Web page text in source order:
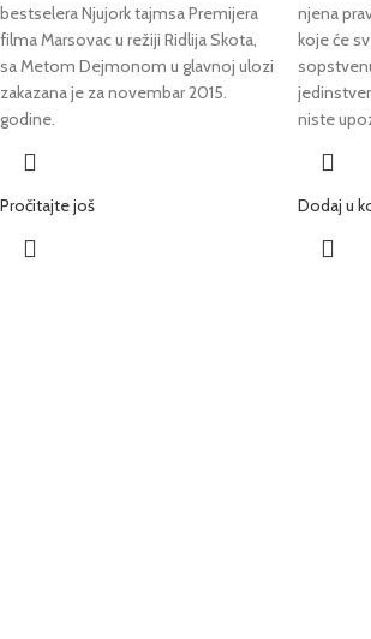
bestselera Njujork tajmsa Premijera
filma Marsovac u režiji Ridlija Skota,
sa Metom Dejmonom u glavnoj ulozi
zakazana je za novembar 2015.
godine.
Pročitajte još
njena
koje će
niste
Dodaj u